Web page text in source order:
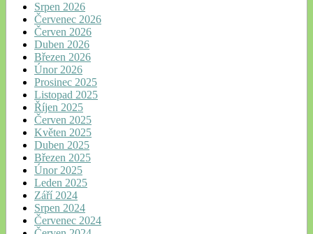
Srpen 2026
Červenec 2026
Červen 2026
Duben 2026
Březen 2026
Únor 2026
Prosinec 2025
Listopad 2025
Říjen 2025
Červen 2025
Květen 2025
Duben 2025
Březen 2025
Únor 2025
Leden 2025
Září 2024
Srpen 2024
Červenec 2024